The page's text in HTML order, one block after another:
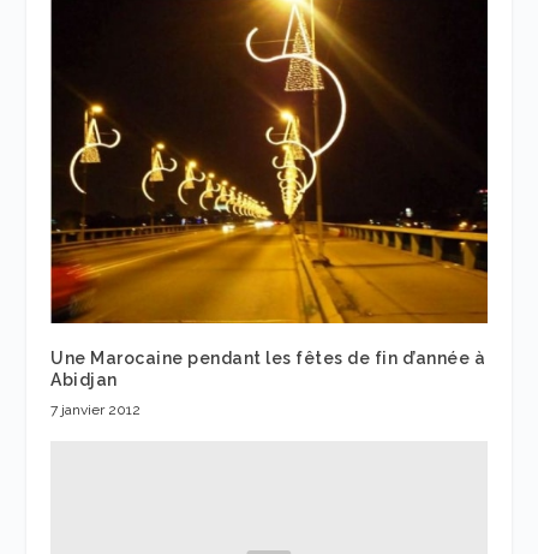
Une Marocaine pendant les fêtes de fin d’année à
Abidjan
7 janvier 2012